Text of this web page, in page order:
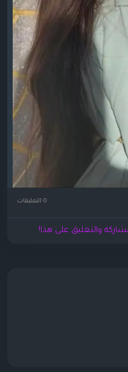
والتعليق على هذا!